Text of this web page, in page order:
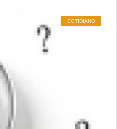
COTIDIANO